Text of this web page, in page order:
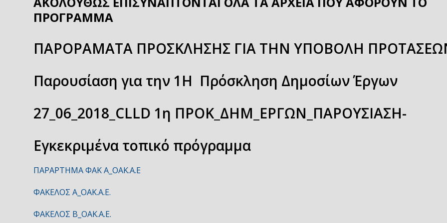
ΠΡΟΓΡΑΜΜΑ
ΠΑΡΟΡΑΜΑΤΑ ΠΡΟΣΚΛΗΣΗΣ ΓΙΑ ΤΗΝ ΥΠΟΒΟΛΗ
Παρουσίαση για την 1Η Πρόσκληση Δημοσίων Έργων
27_06_2018_CLLD 1η ΠΡΟΚ_ΔΗΜ_ΕΡΓΩΝ_ΠΑΡΟΥΣΙΑΣΗ-
Εγκεκριμένα τοπικό πρόγραμμα
ΠΑΡΑΡΤΗΜΑ ΦΑΚ Α_ΟΑΚ.Α.Ε
ΦΑΚΕΛΟΣ Α_ΟΑΚ.Α.Ε.
ΦΑΚΕΛΟΣ Β_ΟΑΚ.Α.Ε.